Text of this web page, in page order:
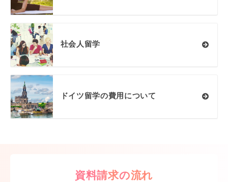
社会人留学
ドイツ留学の費用について
資料請求の流れ